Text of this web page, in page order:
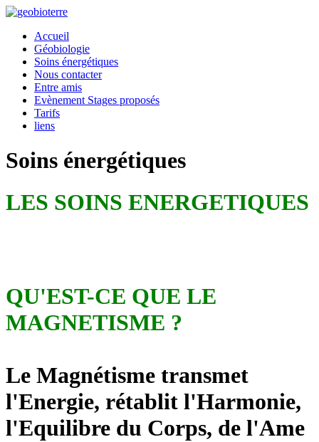
Accueil
Géobiologie
Soins énergétiques
Nous contacter
Entre amis
Evènement Stages proposés
Tarifs
liens
Soins énergétiques
LES SOINS ENERGETIQUES
QU'EST-CE QUE LE
MAGNETISME ?
Le Magnétisme transmet
l'Energie, rétablit l'Harmonie,
l'Equilibre du Corps, de l'Ame